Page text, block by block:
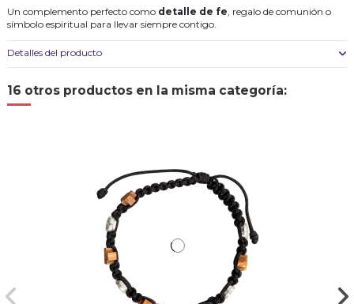
Un complemento perfecto como detalle de fe, regalo de comunión o
símbolo espiritual para llevar siempre contigo.
Detalles del producto
16 otros productos en la misma categoría: